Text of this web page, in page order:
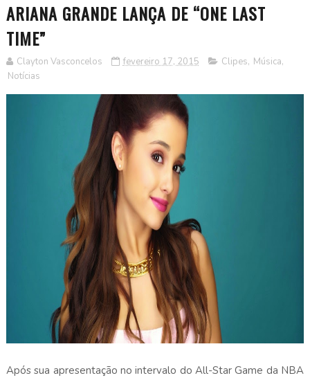
ARIANA GRANDE LANÇA DE “ONE LAST
TIME”
Clayton Vasconcelos fevereiro 17, 2015 Clipes, Música,
Notícias
Após sua apresentação no intervalo do All-Star Game da NBA